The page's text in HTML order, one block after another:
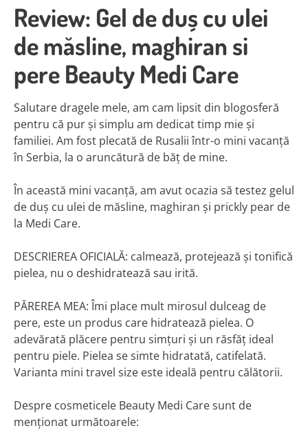
Review: Gel de duș cu ulei
de măsline, maghiran si
pere Beauty Medi Care
Salutare dragele mele, am cam lipsit din blogosferă
pentru că pur și simplu am dedicat timp mie și
familiei. Am fost plecată de Rusalii într-o mini vacanță
în Serbia, la o aruncătură de băț de mine.
În această mini vacanță, am avut ocazia să testez gelul
de duș cu ulei de măsline, maghiran și prickly pear de
la Medi Care.
DESCRIEREA OFICIALĂ: calmează, protejează și tonifică
pielea, nu o deshidratează sau irită.
PĂREREA MEA: Îmi place mult mirosul dulceag de
pere, este un produs care hidratează pielea. O
adevărată plăcere pentru simțuri și un răsfăț ideal
pentru piele. Pielea se simte hidratată, catifelată.
Varianta mini travel size este ideală pentru călătorii.
Despre cosmeticele Beauty Medi Care sunt de
menționat următoarele: